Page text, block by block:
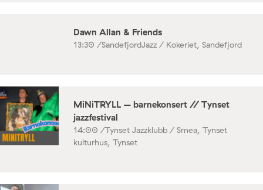
Dawn Allan & Friends
13:30 /SandefjordJazz / Kokeriet, Sandefjord
MiNiTRYLL – barnekonsert // Tynset
jazzfestival
14:00 /Tynset Jazzklubb / Smea, Tynset
kulturhus, Tynset